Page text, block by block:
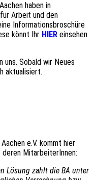
haben in
Arbeit und den
Informationsbroschüre
könnt Ihr HIER einsehen
uns. Sobald wir Neues
aktualisiert.
e.V. kommt hier
deren MitarbeiterInnen:
Lösung zahlt die BA unter